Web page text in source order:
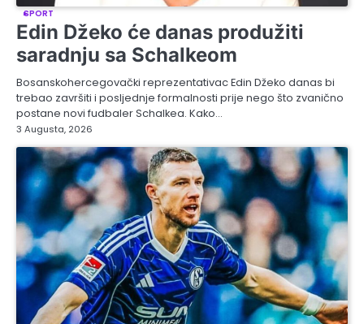
SPORT
Edin Džeko će danas produžiti
saradnju sa Schalkeom
Bosanskohercegovački reprezentativac Edin Džeko danas bi
trebao završiti i posljednje formalnosti prije nego što zvanično
postane novi fudbaler Schalkea. Kako…
3 Augusta, 2026